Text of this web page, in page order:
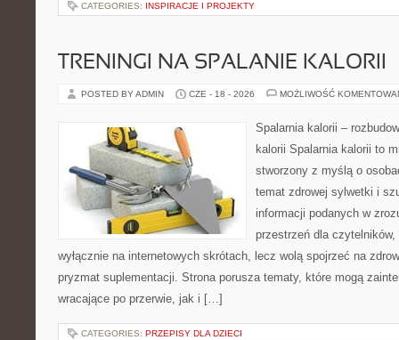
CATEGORIES: INSPIRACJE I PROJEKTY
TRENINGI NA SPALANIE KALORII
POSTED BY ADMIN CZE - 18 - 2026 MOŻLIWOŚĆ
Spalarnia kalorii –
kalorii Spalarnia kalorii to
stworzony z myślą o
temat zdrowej sylwetki i
informacji podanych w
przestrzeń dla
wyłącznie na internetowych skrótach, lecz wolą spojrzeć na
pryzmat suplementacji. Strona porusza tematy, które mogą
wracające po przerwie, jak i […]
CATEGORIES: PRZEPISY DLA DZIECI